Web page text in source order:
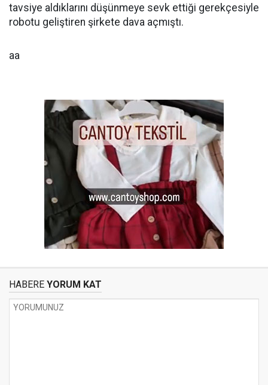
tavsiye aldıklarını düşünmeye sevk ettiği gerekçesiyle
robotu geliştiren şirkete dava açmıştı.
aa
HABERE YORUM KAT